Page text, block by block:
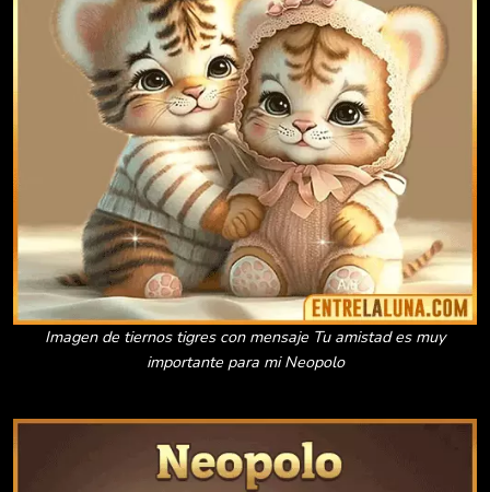
Imagen de tiernos tigres con mensaje Tu amistad es muy
importante para mi Neopolo